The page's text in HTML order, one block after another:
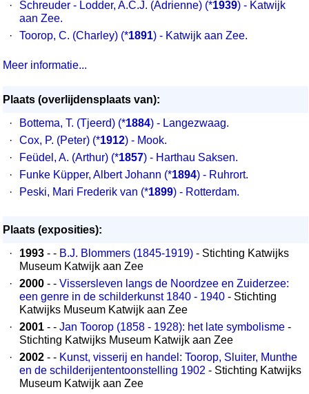
·
Schreuder - Lodder, A.C.J. (Adrienne) (*1939) - Katwijk
aan Zee.
·
Toorop, C. (Charley) (*1891) - Katwijk aan Zee.
Meer informatie...
Plaats (overlijdensplaats van):
·
Bottema, T. (Tjeerd) (*1884) - Langezwaag.
·
Cox, P. (Peter) (*1912) - Mook.
·
Feüdel, A. (Arthur) (*1857) - Harthau Saksen.
·
Funke Küpper, Albert Johann (*1894) - Ruhrort.
·
Peski, Mari Frederik van (*1899) - Rotterdam.
Plaats (exposities):
·
1993 - - B.J. Blommers (1845-1919) - Stichting Katwijks
Museum Katwijk aan Zee
·
2000 - - Vissersleven langs de Noordzee en Zuiderzee:
een genre in de schilderkunst 1840 - 1940 - Stichting
Katwijks Museum Katwijk aan Zee
·
2001 - - Jan Toorop (1858 - 1928): het late symbolisme -
Stichting Katwijks Museum Katwijk aan Zee
·
2002 - - Kunst, visserij en handel: Toorop, Sluiter, Munthe
en de schilderijententoonstelling 1902 - Stichting Katwijks
Museum Katwijk aan Zee